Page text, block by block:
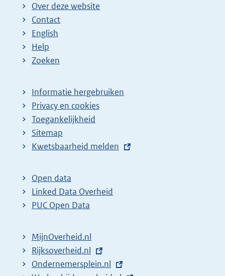
Over deze website
Contact
English
Help
Zoeken
Informatie hergebruiken
Privacy en cookies
Toegankelijkheid
Sitemap
E
t
e
r
l
i
n
Kwetsbaarheid melden
Open data
Linked Data Overheid
PUC Open Data
MijnOverheid.nl
E
x
Rijksoverheid.nl
E
Ondernemersplein.nl